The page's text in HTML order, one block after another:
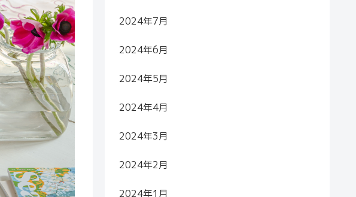
2024年7月
2024年6月
2024年5月
2024年4月
2024年3月
2024年2月
2024年1月